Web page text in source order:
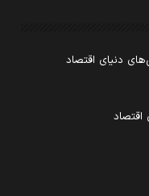
دنیای اقتصاد